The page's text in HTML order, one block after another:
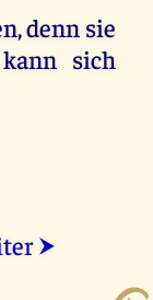
denn sie
sich
⮞